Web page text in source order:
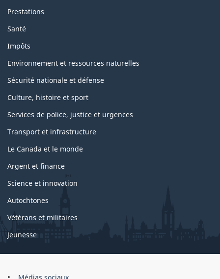
Prestations
Santé
Impôts
Environnement et ressources naturelles
Sécurité nationale et défense
Culture, histoire et sport
Services de police, justice et urgences
Transport et infrastructure
Le Canada et le monde
Argent et finance
Science et innovation
Autochtones
Vétérans et militaires
Jeunesse